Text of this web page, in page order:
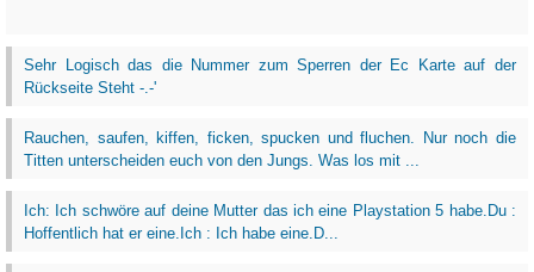
Sehr Logisch das die Nummer zum Sperren der Ec Karte auf der
Rückseite Steht -.-'
Rauchen, saufen, kiffen, ficken, spucken und fluchen. Nur noch die
Titten unterscheiden euch von den Jungs. Was los mit ...
Ich: Ich schwöre auf deine Mutter das ich eine Playstation 5 habe.Du :
Hoffentlich hat er eine.Ich : Ich habe eine.D...